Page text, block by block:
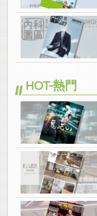
HOT-熱門